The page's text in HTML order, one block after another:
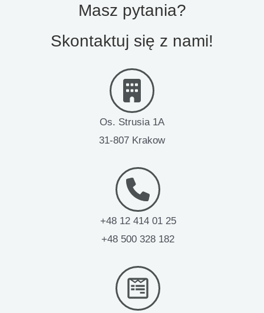
Masz pytania?
Skontaktuj się z nami!
Os. Strusia 1A
31-807 Krakow
+48 12 414 01 25
+48 500 328 182